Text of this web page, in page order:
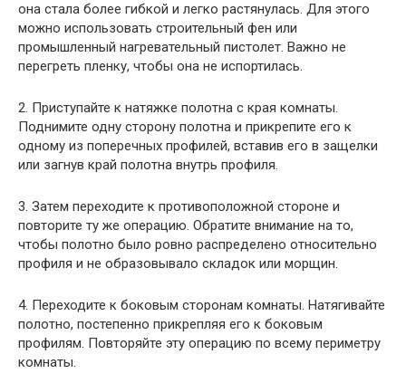
она стала более гибкой и легко растянулась. Для этого
можно использовать строительный фен или
промышленный нагревательный пистолет. Важно не
перегреть пленку, чтобы она не испортилась.
2. Приступайте к натяжке полотна с края комнаты.
Поднимите одну сторону полотна и прикрепите его к
одному из поперечных профилей, вставив его в защелки
или загнув край полотна внутрь профиля.
3. Затем переходите к противоположной стороне и
повторите ту же операцию. Обратите внимание на то,
чтобы полотно было ровно распределено относительно
профиля и не образовывало складок или морщин.
4. Переходите к боковым сторонам комнаты. Натягивайте
полотно, постепенно прикрепляя его к боковым
профилям. Повторяйте эту операцию по всему периметру
комнаты.